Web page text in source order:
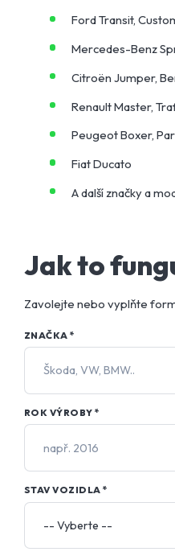
Ford Transit,
Mercedes-Benz
Citroën Jumper,
Renault Master,
Peugeot Boxer,
Fiat Ducato
A další značky a
Jak to
Zavolejte nebo vyplňte
ZNAČKA*
ROK VÝROBY *
STAV VOZIDLA *